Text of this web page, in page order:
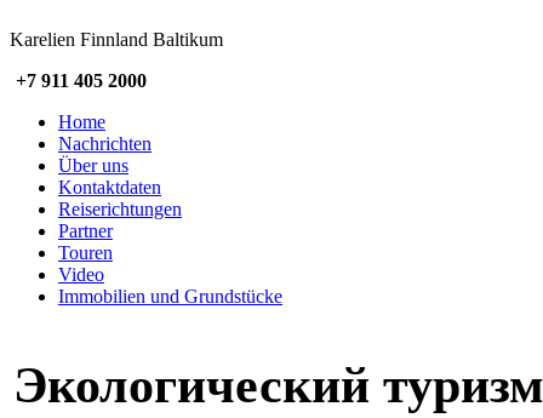
Karelien Finnland Baltikum
+7 911 405 2000
Home
Nachrichten
Über uns
Kontaktdaten
Reiserichtungen
Partner
Touren
Video
Immobilien und Grundstücke
Экологический